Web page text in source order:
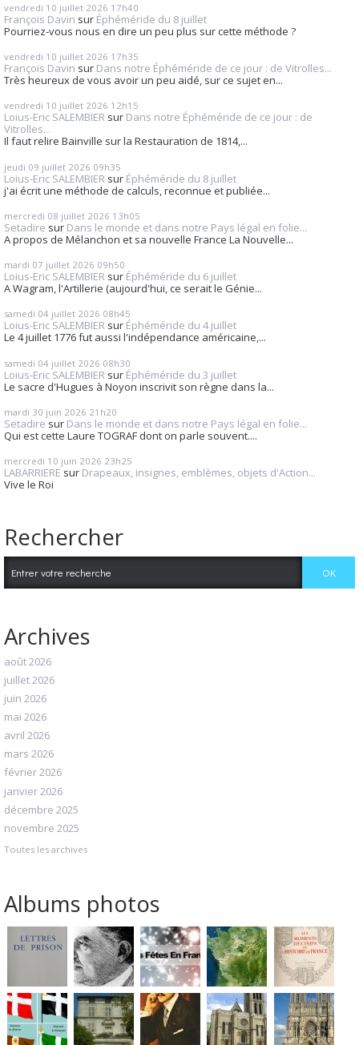
vendredi 10 juillet 2026 17h40
François Davin sur Éphéméride du 8 juillet
Pourriez-vous nous en dire un peu plus sur cette méthode ?
vendredi 10 juillet 2026 17h35
François Davin sur Dans notre Éphéméride de ce jour : de Vitrolles...
Très heureux de vous avoir un peu aidé, sur ce sujet en...
vendredi 10 juillet 2026 12h15
Loius-Eric SALEMBIER sur Dans notre Éphéméride de ce jour : de
Vitrolles...
Il faut relire Bainville sur la Restauration de 1814,...
jeudi 09 juillet 2026 09h35
Loius-Eric SALEMBIER sur Éphéméride du 8 juillet
j'ai écrit une méthode de calculs, reconnue et publiée...
mercredi 08 juillet 2026 13h05
Setadire sur Dans le monde et dans notre Pays légal en folie...
A propos de Mélanchon et sa nouvelle France La Nouvelle...
mardi 07 juillet 2026 09h50
Loius-Eric SALEMBIER sur Éphéméride du 6 juillet
A Wagram, l'Artillerie (aujourd'hui, ce serait le Génie...
samedi 04 juillet 2026 08h45
Loius-Eric SALEMBIER sur Éphéméride du 4 juillet
Le 4 juillet 1776 fut aussi l'indépendance américaine,...
samedi 04 juillet 2026 08h30
Loius-Eric SALEMBIER sur Éphéméride du 3 juillet
Le sacre d'Hugues à Noyon inscrivit son règne dans la...
mardi 30 juin 2026 21h20
Setadire sur Dans le monde et dans notre Pays légal en folie...
Qui est cette Laure TOGRAF dont on parle souvent....
mercredi 10 juin 2026 23h25
LABARRIERE sur Drapeaux, insignes, emblèmes, objets d'Action...
Vive le Roi
Rechercher
Archives
août 2026
juillet 2026
juin 2026
mai 2026
avril 2026
mars 2026
février 2026
janvier 2026
décembre 2025
novembre 2025
Toutes les archives
Albums photos